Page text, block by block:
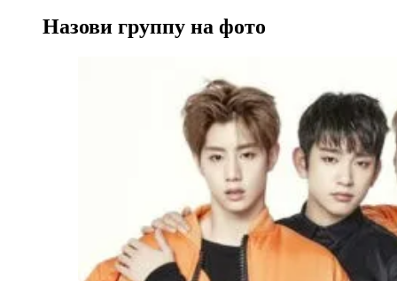
Назови группу на фото